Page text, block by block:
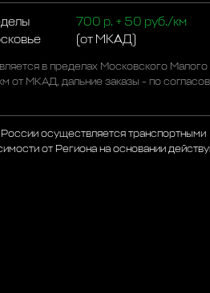
700 р. + 50 руб./км
(от МКАД)
в пределах Московского Малого
от МКАД, дальние заказы - по
осуществляется транспортными
от Региона на основании